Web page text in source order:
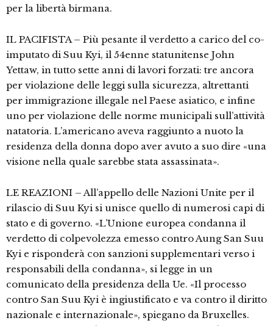
per la libertà birmana.
IL PACIFISTA – Più pesante il verdetto a carico del co-
imputato di Suu Kyi, il 54enne statunitense John
Yettaw, in tutto sette anni di lavori forzati: tre ancora
per violazione delle leggi sulla sicurezza, altrettanti
per immigrazione illegale nel Paese asiatico, e infine
uno per violazione delle norme municipali sull’attività
natatoria. L’americano aveva raggiunto a nuoto la
residenza della donna dopo aver avuto a suo dire «una
visione nella quale sarebbe stata assassinata».
LE REAZIONI – All’appello delle Nazioni Unite per il
rilascio di Suu Kyi si unisce quello di numerosi capi di
stato e di governo. «L’Unione europea condanna il
verdetto di colpevolezza emesso contro Aung San Suu
Kyi e risponderà con sanzioni supplementari verso i
responsabili della condanna», si legge in un
comunicato della presidenza della Ue. «Il processo
contro San Suu Kyi è ingiustificato e va contro il diritto
nazionale e internazionale», spiegano da Bruxelles.